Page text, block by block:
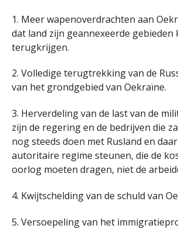
1. Meer wapenoverdrachten aan
dat land zijn geannexeerde gebieden
terugkrijgen.
2. Volledige terugtrekking van de
van het grondgebied van Oekraïne.
3. Herverdeling van de last van de
zijn de regering en de bedrijven die
nog steeds doen met Rusland en
autoritaire regime steunen, die de
oorlog moeten dragen, niet de
4. Kwijtschelding van de schuld van
5. Versoepeling van het